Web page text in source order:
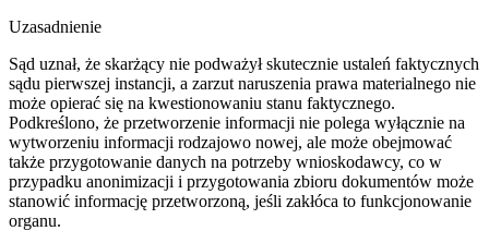
Uzasadnienie
Sąd uznał, że skarżący nie podważył skutecznie ustaleń faktycznych
sądu pierwszej instancji, a zarzut naruszenia prawa materialnego nie
może opierać się na kwestionowaniu stanu faktycznego.
Podkreślono, że przetworzenie informacji nie polega wyłącznie na
wytworzeniu informacji rodzajowo nowej, ale może obejmować
także przygotowanie danych na potrzeby wnioskodawcy, co w
przypadku anonimizacji i przygotowania zbioru dokumentów może
stanowić informację przetworzoną, jeśli zakłóca to funkcjonowanie
organu.